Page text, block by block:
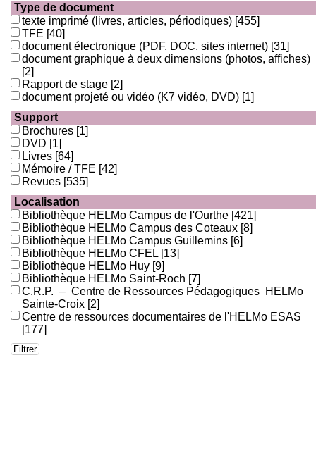
Type de document
texte imprimé (livres, articles, périodiques) [455]
TFE [40]
document électronique (PDF, DOC, sites internet) [31]
document graphique à deux dimensions (photos, affiches)
[2]
Rapport de stage [2]
document projeté ou vidéo (K7 vidéo, DVD) [1]
Support
Brochures [1]
DVD [1]
Livres [64]
Mémoire / TFE [42]
Revues [535]
Localisation
Bibliothèque HELMo Campus de l'Ourthe [421]
Bibliothèque HELMo Campus des Coteaux [8]
Bibliothèque HELMo Campus Guillemins [6]
Bibliothèque HELMo CFEL [13]
Bibliothèque HELMo Huy [9]
Bibliothèque HELMo Saint-Roch [7]
C.R.P. – Centre de Ressources Pédagogiques HELMo
Sainte-Croix [2]
Centre de ressources documentaires de l'HELMo ESAS
[177]